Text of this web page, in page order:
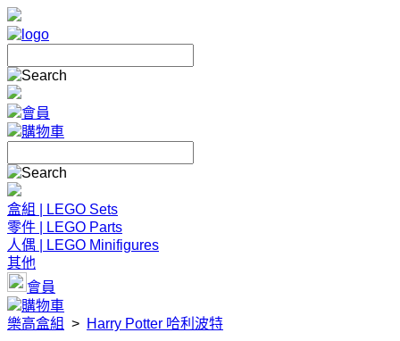
會員
購物車
盒組 | LEGO Sets
零件 | LEGO Parts
人偶 | LEGO Minifigures
其他
會員
購物車
樂高盒組 > Harry Potter 哈利波特